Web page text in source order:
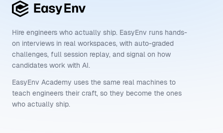
Hire engineers who actually ship. EasyEnv runs hands-
on interviews in real workspaces, with auto-graded
challenges, full session replay, and signal on how
candidates work with AI.
EasyEnv Academy uses the same real machines to
teach engineers their craft, so they become the ones
who actually ship.